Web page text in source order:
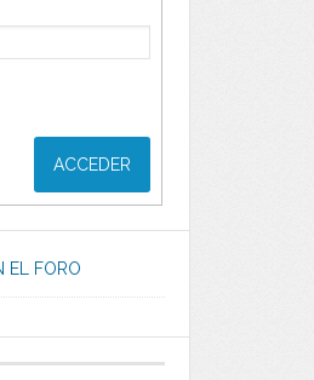
ACCEDER
EL FORO